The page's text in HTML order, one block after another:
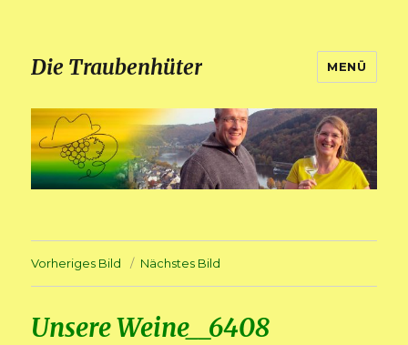
Die Traubenhüter MENÜ
Vorheriges Bild Nächstes Bild
Unsere Weine__6408